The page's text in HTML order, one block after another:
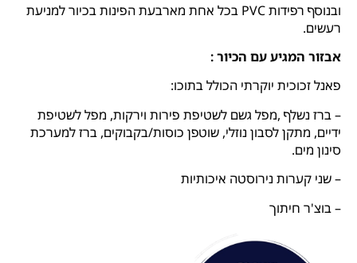
ובנוסף רפידות PVC בכל אחת מארבעת הפינות בכיור למניעת
רעשים.
אבזור המגיע עם הכיור :
פאנל זכוכית יוקרתי הכולל בתוכו:
– ברז נשלף ,מפל גשם לשטיפת פירות וירקות, מפל לשטיפת
ידיים, מתקן לסבון נוזלי, שוטפן כוסות/בקבוקים, ברז למערכת
סינון מים.
– שני קערות נירוסטה איכותיות
– בוצ'ר חיתוך